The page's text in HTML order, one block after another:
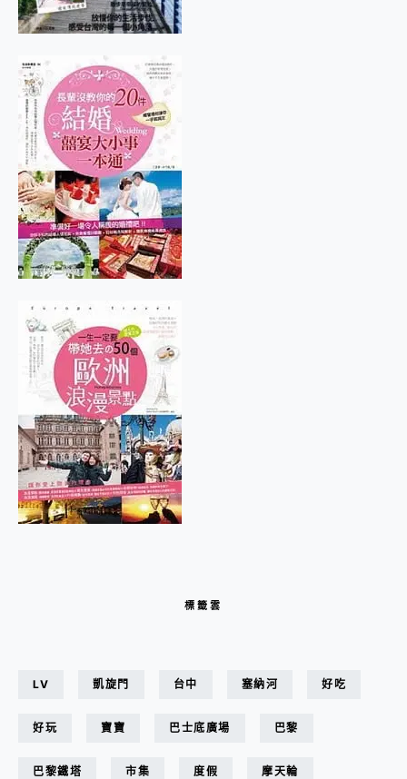
標籤雲
LV 凱旋門 台中 塞納河 好吃
好玩 寶寶 巴士底廣場 巴黎
巴黎鐵塔 市集 度假 摩天輪